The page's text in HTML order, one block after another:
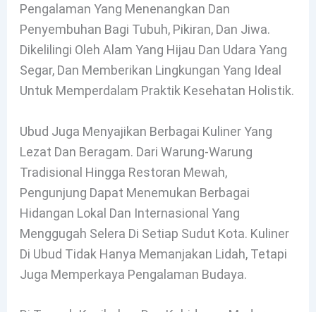
Pengalaman Yang Menenangkan Dan
Penyembuhan Bagi Tubuh, Pikiran, Dan Jiwa.
Dikelilingi Oleh Alam Yang Hijau Dan Udara Yang
Segar, Dan Memberikan Lingkungan Yang Ideal
Untuk Memperdalam Praktik Kesehatan Holistik.
Ubud Juga Menyajikan Berbagai Kuliner Yang
Lezat Dan Beragam. Dari Warung-Warung
Tradisional Hingga Restoran Mewah,
Pengunjung Dapat Menemukan Berbagai
Hidangan Lokal Dan Internasional Yang
Menggugah Selera Di Setiap Sudut Kota. Kuliner
Di Ubud Tidak Hanya Memanjakan Lidah, Tetapi
Juga Memperkaya Pengalaman Budaya.